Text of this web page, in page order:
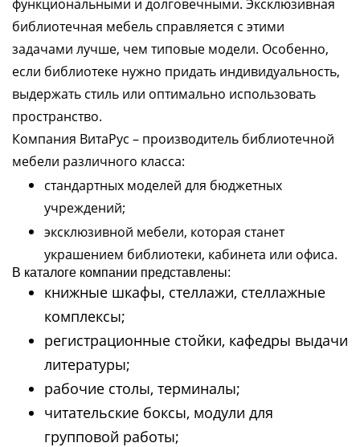
функциональными и долговечными. Эксклюзивная
библиотечная мебель справляется с этими
задачами лучше, чем типовые модели. Особенно,
если библиотеке нужно придать индивидуальность,
выдержать стиль или оптимально использовать
пространство.
Компания ВитаРус – производитель библиотечной
мебели различного класса:
стандартных моделей для бюджетных
учреждений;
эксклюзивной мебели, которая станет
украшением библиотеки, кабинета или офиса.
В каталоге компании представлены:
книжные шкафы, стеллажи, стеллажные
комплексы;
регистрационные стойки, кафедры выдачи
литературы;
рабочие столы, терминалы;
читательские боксы, модули для
групповой работы;